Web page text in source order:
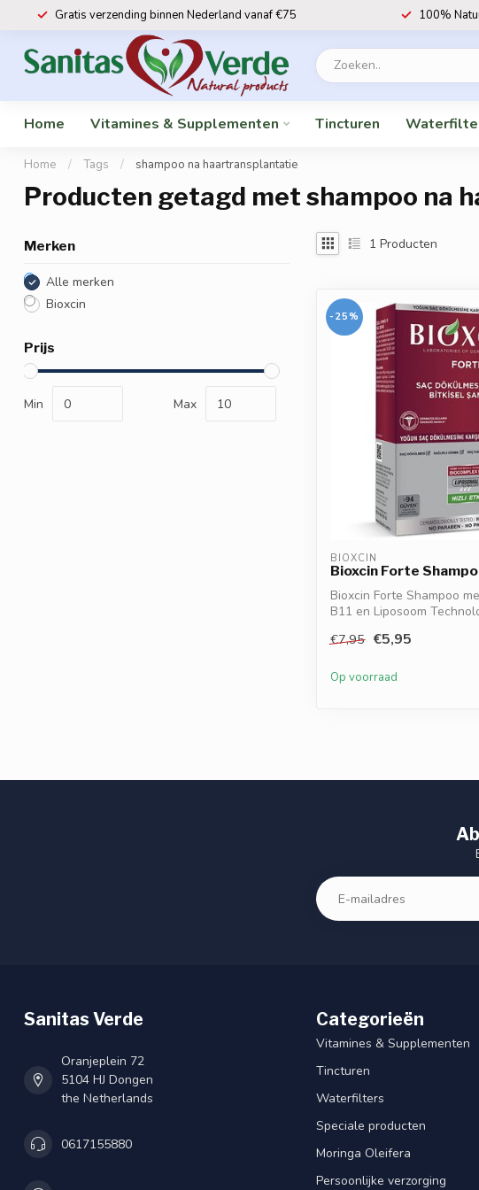
Gratis verzending binnen Nederland vanaf €75 100%
Home Vitamines & Supplementen Tincturen
Home / Tags / shampoo na haartransplantatie
Producten getagd met shampoo na
Merken
Alle merken
Bioxcin
Prijs
Min Max
1 Producten
-25%
BIOXCIN
Bioxcin Forte
Bioxcin Forte Shampoo
B11 en Liposoom
€7,95 €5,95
Op voorraad
Sanitas Verde
Oranjeplein 72
5104 HJ Dongen
the Netherlands
0617155880
Categorieën
Vitamines & Supplementen
Tincturen
Waterfilters
Speciale producten
Moringa Oleifera
Persoonlijke verzorging